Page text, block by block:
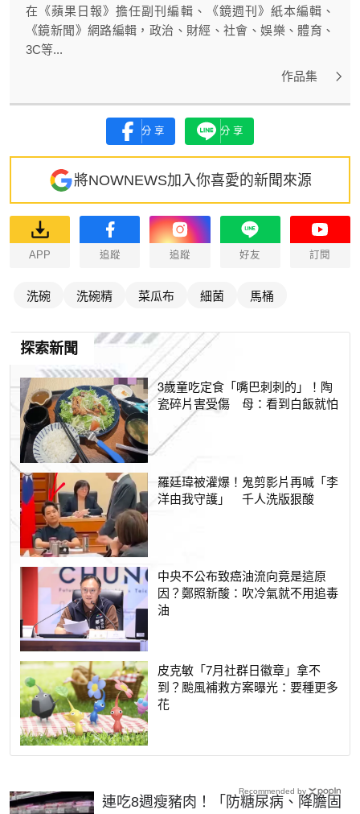
在《蘋果日報》擔任副刊編輯、《鏡週刊》紙本編輯、
《鏡新聞》網路編輯，政治、財經、社會、娛樂、體育、
3C等...
作品集
分享 分享
將NOWNEWS加入你喜愛的新聞來源
APP 追蹤 追蹤 好友 訂閱
洗碗 洗碗精 菜瓜布 細菌 馬桶
探索新聞
3歲童吃定食「嘴巴刺刺的」！陶
瓷碎片害受傷 母：看到白飯就怕
羅廷瑋被灌爆！鬼剪影片再喊「李
洋由我守護」 千人洗版狠酸
中央不公布致癌油流向竟是這原
因？鄭照新酸：吹冷氣就不用追毒
油
皮克敏「7月社群日徽章」拿不
到？颱風補救方案曝光：要種更多
花
連吃8週瘦豬肉！「防糖尿病、降膽固
Recommended by